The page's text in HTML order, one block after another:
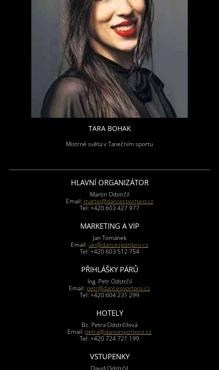
TARA BOHAK
Mistrně světa v Tanečním sportu
HLAVNÍ ORGANIZÁTOR
Martin Odstrčil
Email: martin@dancesportpro.cz
Tel: +420 603 427 977
MARKETING A VIP
Jan Tománek
Email: jan@dancesportpro.cz
Tel: +420 603 512 754
PŘIHLÁŠKY PÁRŮ
Ing. Petr Odstrčil
Email: petr@dancesportpro.cz
Tel: +420 604 231 299
HOTELY
Bc. Petra Odstrčilová
Email: petra@dancesportpro.cz
Tel: +420 724 721 199
VSTUPENKY
David Odstrčil